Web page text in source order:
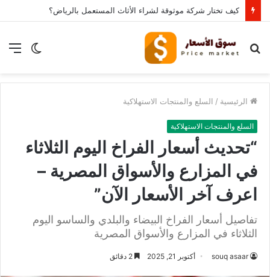
كيف تختار شركة موثوقة لشراء الأثاث المستعمل بالرياض؟
الوضع
بحث
الرئيسية / السلع والمنتجات الاستهلاكية
السلع والمنتجات الاستهلاكية
“تحديث أسعار الفراخ اليوم الثلاثاء
في المزارع والأسواق المصرية –
اعرف آخر الأسعار الآن”
تفاصيل أسعار الفراخ البيضاء والبلدي والساسو اليوم
الثلاثاء في المزارع والأسواق المصرية
souq asaar أكتوبر 21, 2025